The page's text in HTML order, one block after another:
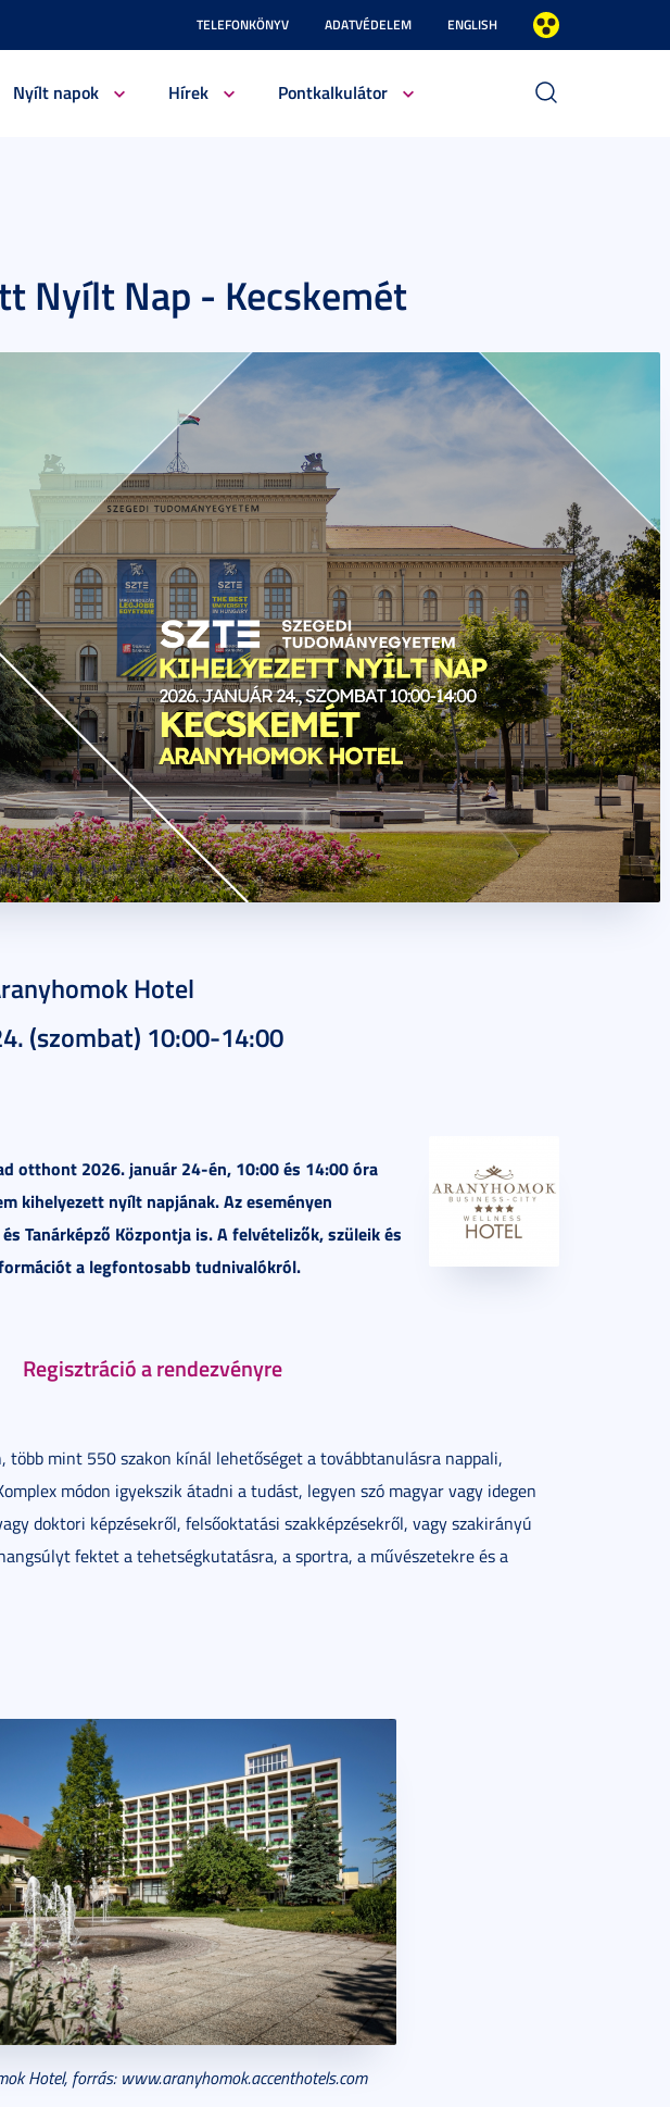
TELEFONKÖNYV ADATVÉDELEM ENGLISH
Nyílt napok Hírek Pontkalkulátor
Nyílt Nap - Kecskemét
Hotel
(szombat) 10:00-14:00
otthont 2026. január 24-én, 10:00 és 14:00 óra
kihelyezett nyílt napjának. Az eseményen
Tanárképző Központja is. A felvételizők, szüleik és
a legfontosabb tudnivalókról.
Regisztráció a rendezvényre
mint 550 szakon kínál lehetőséget a továbbtanulásra nappali,
módon igyekszik átadni a tudást, legyen szó magyar vagy idegen
doktori képzésekről, felsőoktatási szakképzésekről, vagy szakirányú
fektet a tehetségkutatásra, a sportra, a művészetekre és a
Hotel, forrás: www.aranyhomok.accenthotels.com